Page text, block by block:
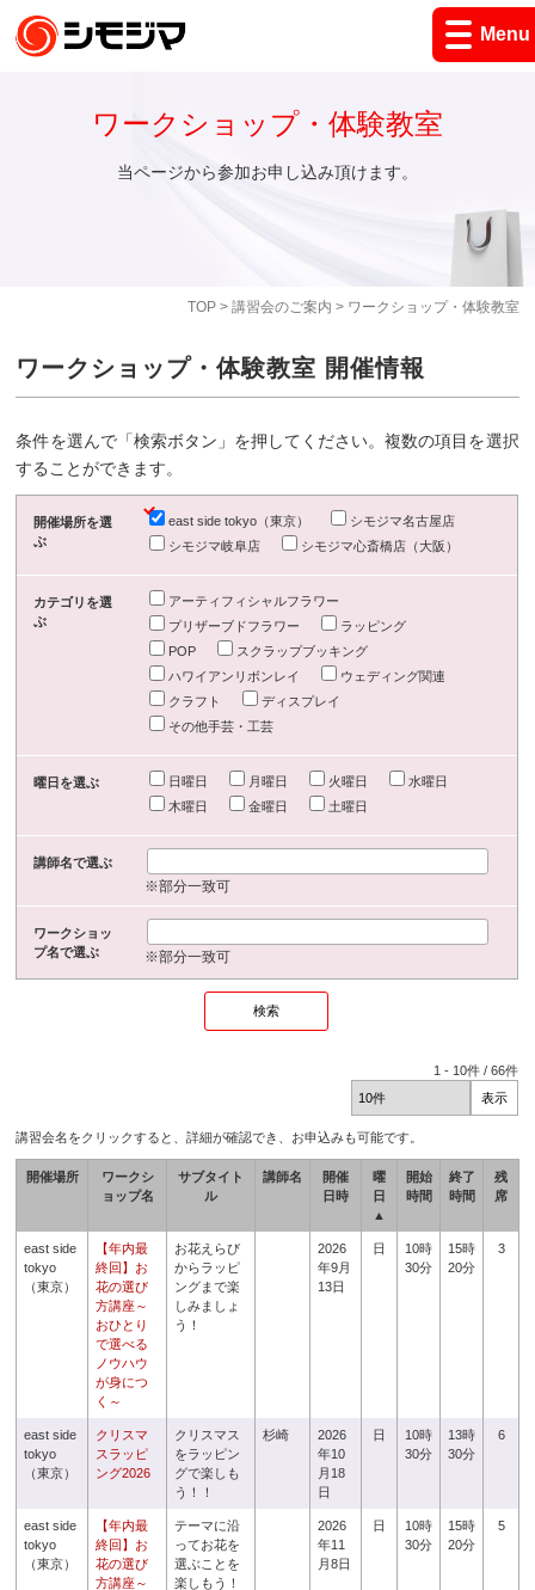
Menu
TOP> 講習会のご案内 > ワークショップ・体験教室
ワークショップ・体験教室
当ページから参加お申し込み頂けます。
ワークショップ・体験教室 開催情報
条件を選んで「検索ボタン」を押してください。複数の項目を選択
することができます。
開催場所を選
ぶ
east side tokyo（東京）
シモジマ名古屋店
シモジマ岐阜店
シモジマ心斎橋店（大阪）
カテゴリを選
ぶ
アーティフィシャルフラワー
プリザーブドフラワー
ラッピング
POP
スクラップブッキング
ハワイアンリボンレイ
ウェディング関連
クラフト
ディスプレイ
その他手芸・工芸
曜日を選ぶ 日曜日 月曜日 火曜日
水曜日
木曜日
金曜日 土曜日
講師名で選ぶ
※部分一致可
ワークショッ
プ名で選ぶ
※部分一致可
1 - 10件 /66件
講習会名をクリックすると、詳細が確認でき、お申込みも可能です。
開催場所
ワークシ
ョップ名
サブタイト
ル
講師名
開催
日時
曜
日
▲
開始
時間
終了
時間
残
席
east side
tokyo
（東京）
【年内最
終回】お
花の選び
方講座～
おひとり
で選べる
ノウハウ
が身につ
く～
お花えらび
からラッピ
ングまで楽
しみましょ
う！
2026
年9月
13日
日
10時
30分
15時
20分
3
east side
tokyo
（東京）
クリスマ
スラッピ
ング2026
クリスマス
をラッピン
グで楽しも
う！！
杉崎
2026
年10
月18
日
日
10時
30分
13時
30分
6
east side
tokyo
（東京）
【年内最
終回】お
花の選び
方講座～
テーマに沿
ってお花を
選ぶことを
楽しもう！
2026
年11
月8日
日
10時
30分
15時
20分
5